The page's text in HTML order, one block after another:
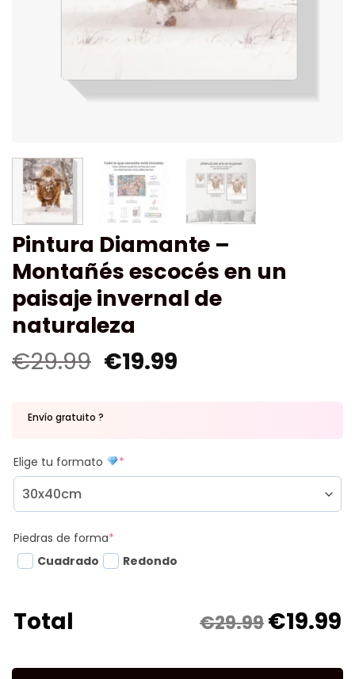
Pintura Diamante –
Montañés escocés en un
paisaje invernal de
naturaleza
€29.99 €19.99
Envío gratuito ?
Elige tu formato *
Piedras de forma*
Cuadrado
Redondo
Total €29.99€19.99